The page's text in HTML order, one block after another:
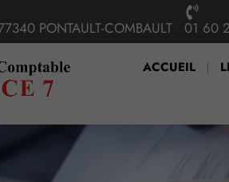
PONTAULT-COMBAULT 01 60
ACCUEIL